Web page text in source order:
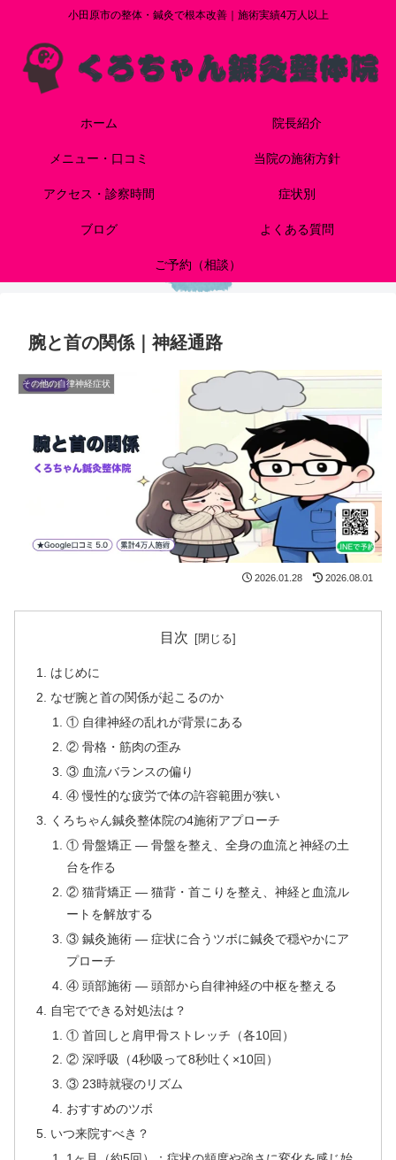
小田原市の整体・鍼灸で根本改善｜施術実績4万人以上
ホーム 院長紹介
メニュー・口コミ 当院の施術方針
アクセス・診察時間 症状別
ブログ よくある質問
ご予約（相談）
腕と首の関係｜神経通路
その他の自律神経症状
2026.01.28 2026.08.01
目次
はじめに
なぜ腕と首の関係が起こるのか
① 自律神経の乱れが背景にある
② 骨格・筋肉の歪み
③ 血流バランスの偏り
④ 慢性的な疲労で体の許容範囲が狭い
くろちゃん鍼灸整体院の4施術アプローチ
① 骨盤矯正 — 骨盤を整え、全身の血流と神経の土
台を作る
② 猫背矯正 — 猫背・首こりを整え、神経と血流ル
ートを解放する
③ 鍼灸施術 — 症状に合うツボに鍼灸で穏やかにア
プローチ
④ 頭部施術 — 頭部から自律神経の中枢を整える
自宅でできる対処法は？
① 首回しと肩甲骨ストレッチ（各10回）
② 深呼吸（4秒吸って8秒吐く×10回）
③ 23時就寝のリズム
おすすめのツボ
いつ来院すべき？